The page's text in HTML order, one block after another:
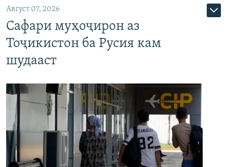
Август 07, 2026
Сафари муҳоҷирон аз
Тоҷикистон ба Русия кам
шудааст